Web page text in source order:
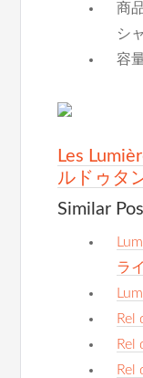
商
シ
容
Les
ルドゥタ
Similar
ラ
Rel
Rel
Rel